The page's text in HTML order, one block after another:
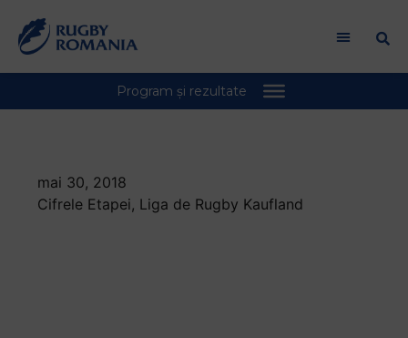
mai 30, 2018
Cifrele Etapei, Liga de Rugby Kaufland